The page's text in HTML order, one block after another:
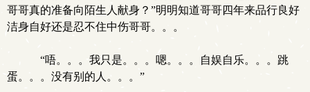
哥哥真的准备向陌生人献身？”明明知道哥哥四年来品行良好
洁身自好还是忍不住中伤哥哥。。。
“唔。。。我只是。。。嗯。。。自娱自乐。。。跳
蛋。。。没有别的人。。。”